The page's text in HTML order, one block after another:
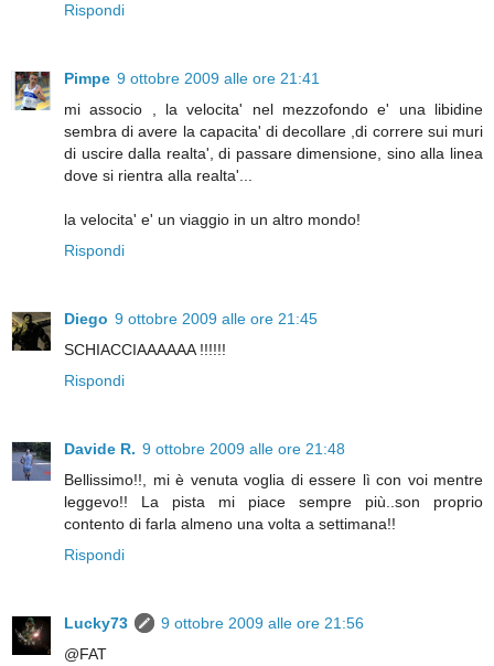
Rispondi
Pimpe 9 ottobre 2009 alle ore 21:41
mi associo , la velocita' nel mezzofondo e' una libidine
sembra di avere la capacita' di decollare ,di correre sui muri
di uscire dalla realta', di passare dimensione, sino alla linea
dove si rientra alla realta'...
la velocita' e' un viaggio in un altro mondo!
Rispondi
Diego 9 ottobre 2009 alle ore 21:45
SCHIACCIAAAAAA !!!!!!
Rispondi
Davide R. 9 ottobre 2009 alle ore 21:48
Bellissimo!!, mi è venuta voglia di essere lì con voi mentre
leggevo!! La pista mi piace sempre più..son proprio
contento di farla almeno una volta a settimana!!
Rispondi
Lucky73
9 ottobre 2009 alle ore 21:56
@FAT